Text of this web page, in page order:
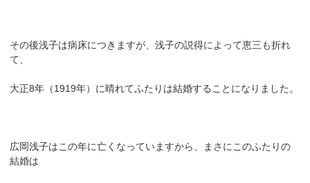
その後浅子は病床につきますが、浅子の説得によって恵三も折れ
て、
大正8年（1919年）に晴れてふたりは結婚することになりました。
広岡浅子はこの年に亡くなっていますから、まさにこのふたりの
結婚は